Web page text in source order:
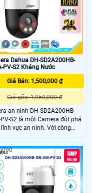
Dahua DH-SD2A200HB-
GN-A-PV-S2 Kháng Nước
Giá Bán: 1,500,000 ₫
Giá gốc: 1,950,000 ₫
an ninh DH-SD2A200HB-
PV-S2 là một Camera đột phá
vực an ninh. Với công
xử lý hình ảnh Sony
CMOS, camera này mang
người dùng chất lượng hình
nét và chân thực. Đặc biệt,
xem ban đêm Full Color
khoảng cách 30m là điểm
đáng chú ý của Camera này